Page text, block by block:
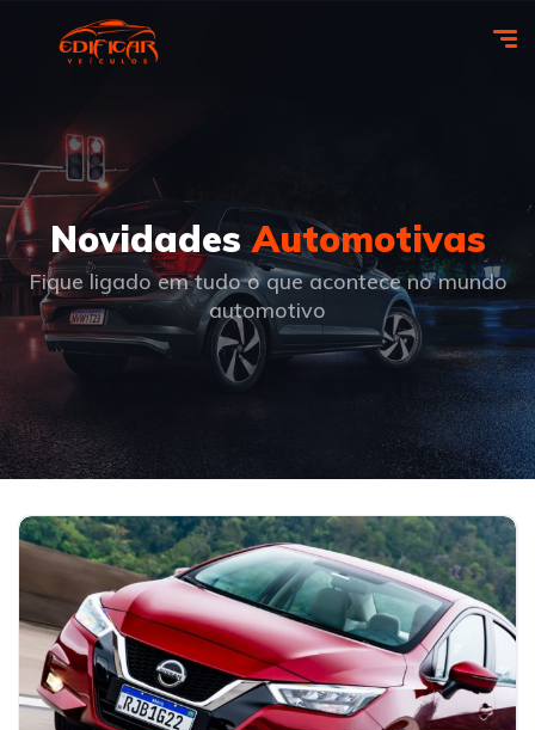
NovidadesAutomotivas
Fique ligado em tudo o que acontece no mundo
automotivo